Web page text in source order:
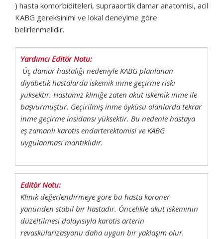
) hasta komorbiditeleri, supraaortik damar anatomisi, acil
KABG gereksinimi ve lokal deneyime göre
belirlenmelidir.
Yardımcı Editör Notu:
Üç damar hastalığı nedeniyle KABG planlanan
diyabetik hastalarda iskemik inme geçirme riski
yüksektir. Hastamız kliniğe zaten akut iskemik inme ile
başvurmuştur. Geçirilmiş inme öyküsü olanlarda tekrar
inme geçirme insidansı yüksektir. Bu nedenle hastaya
eş zamanlı karotis endarterektomisi ve KABG
uygulanması mantıklıdır.
Editör Notu:
Klinik değerlendirmeye göre bu hasta koroner
yönünden stabil bir hastadır. Öncelikle akut iskeminin
düzeltilmesi dolayısıyla karotis arterin
revaskülarizasyonu daha uygun bir yaklaşım olur.